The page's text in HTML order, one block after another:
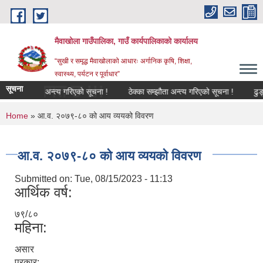
Skip to main content
मैवाखोला गाउँपालिका, गाउँ कार्यपालिकाको कार्यालय
“सुखी र समृद्ध मैवाखोलाको आधारः अर्गानिक कृषि, शिक्षा,
स्वास्थ्य, पर्यटन र पूर्वाधार”
छ !!!
सूचना
सम्झौता अन्त्य गरिएको सूचना ! ठेक्का सम्झौता अन्त्य गरिएको सूचना !
You are here
Home » आ.व. २०७९-८० को आय व्ययको विवरण
आ.व. २०७९-८० को आय व्ययको विवरण
Submitted on: Tue, 08/15/2023 - 11:13
आर्थिक वर्ष:
७९/८०
महिना:
असार